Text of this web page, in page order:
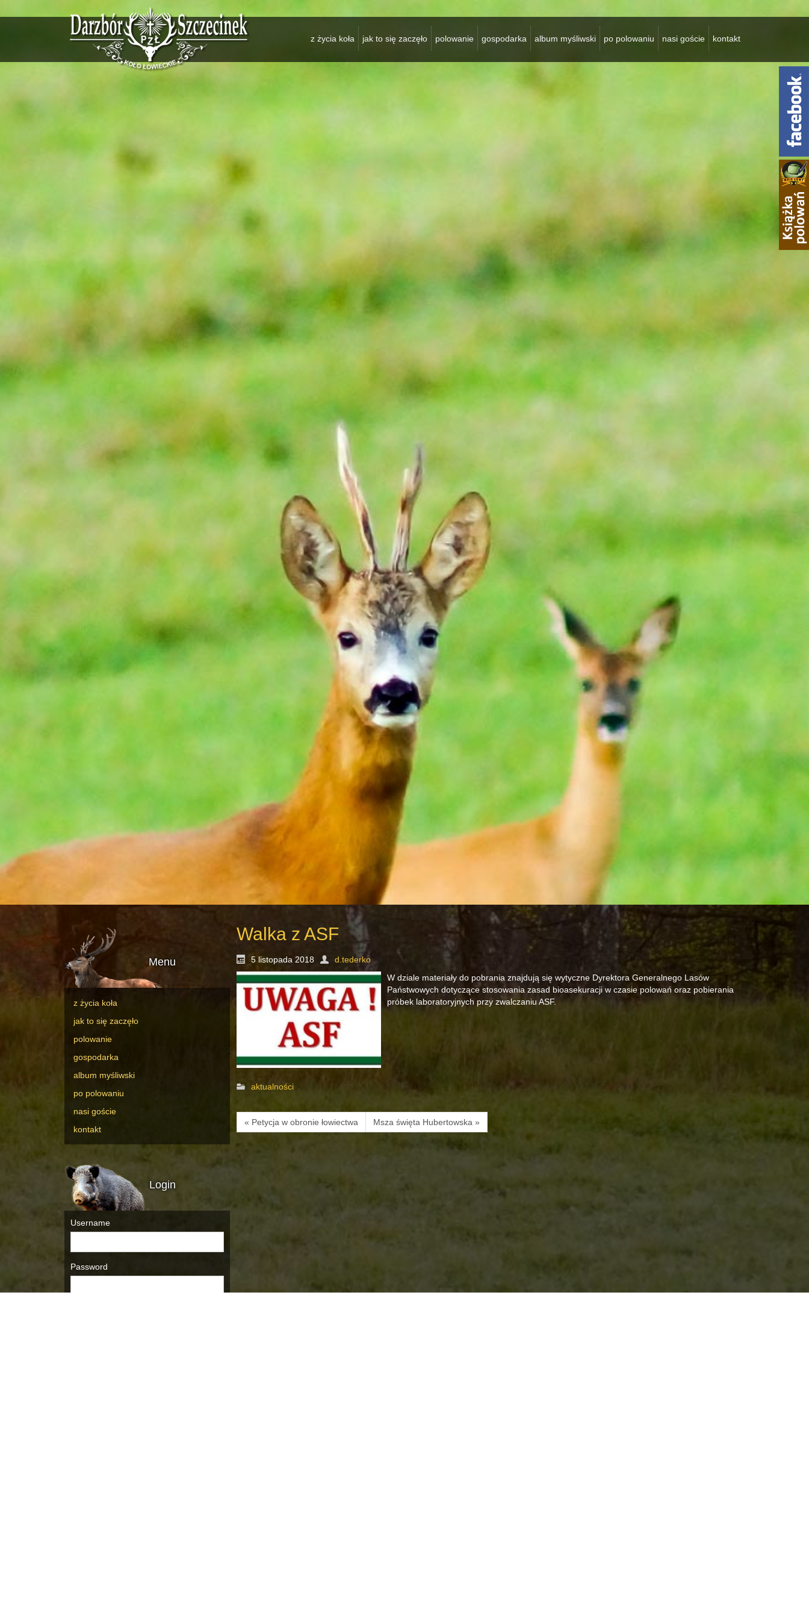
z życia koła jak to się zaczęło polowanie gospodarka album myśliwski po polowaniu nasi goście kontakt
Menu
z życia koła
jak to się zaczęło
polowanie
gospodarka
album myśliwski
po polowaniu
nasi goście
kontakt
Login
Username
Password
Walka z ASF
5 listopada 2018
d.tederko
W dziale materiały do pobrania znajdują się wytyczne Dyrektora Generalnego Lasów
Państwowych dotyczące stosowania zasad bioasekuracji w czasie polowań oraz pobierania
próbek laboratoryjnych przy zwalczaniu ASF.
aktualności
« Petycja w obronie łowiectwa Msza święta Hubertowska »